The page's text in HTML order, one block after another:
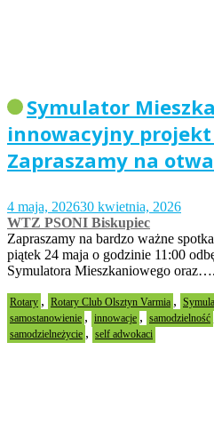
Symulator
innowacyjny
Zapraszamy na
4 maja, 202630 kwietnia, 2026
WTZ PSONI Biskupiec
Zapraszamy na bardzo ważne
piątek 24 maja o godzinie 11:00
Symulatora Mieszkaniowego
Rotary , Rotary Club Olsztyn Varmia ,
samostanowienie , innowacje , samodzielność
samodzielneżycie , self adwokaci